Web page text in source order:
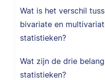
Wat is het verschil
bivariate en
statistieken?
Wat zijn de drie
statistieken?